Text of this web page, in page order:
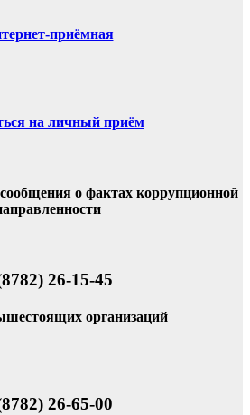
приёмная
на личный приём
о фактах коррупционной
26-15-45
организаций
26-65-00